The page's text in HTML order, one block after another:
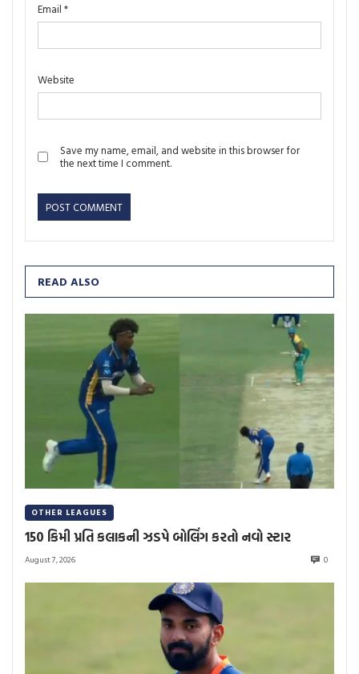
Email *
Website
Save my name, email, and website in this browser for
the next time I comment.
READ ALSO
OTHER LEAGUES
150 કિમી પ્રતિ કલાકની ઝડપે બોલિંગ કરતો નવો સ્ટાર
August 7, 2026 0